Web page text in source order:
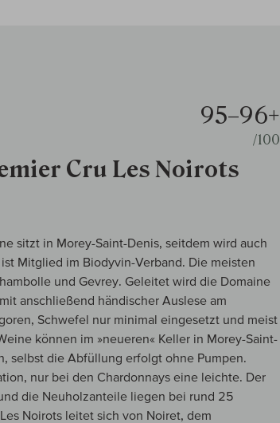
Cru Les Noirots
95–96+
/100
sitzt in Morey-Saint-Denis, seitdem wird auch
Mitglied im Biodyvin-Verband. Die meisten
und Gevrey. Geleitet wird die Domaine
anschließend händischer Auslese am
Schwefel nur minimal eingesetzt und meist
können im »neueren« Keller in Morey-Saint-
selbst die Abfüllung erfolgt ohne Pumpen.
nur bei den Chardonnays eine leichte. Der
die Neuholzanteile liegen bei rund 25
Noirots leitet sich von Noiret, dem